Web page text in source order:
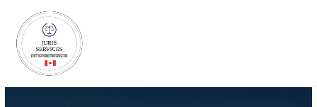
contenu